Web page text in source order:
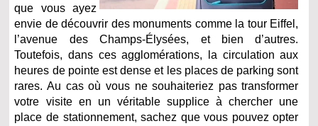
que vous ayez
envie de découvrir des monuments comme la tour Eiffel,
l’avenue des Champs-Élysées, et bien d’autres.
Toutefois, dans ces agglomérations, la circulation aux
heures de pointe est dense et les places de parking sont
rares. Au cas où vous ne souhaiteriez pas transformer
votre visite en un véritable supplice à chercher une
place de stationnement, sachez que vous pouvez opter